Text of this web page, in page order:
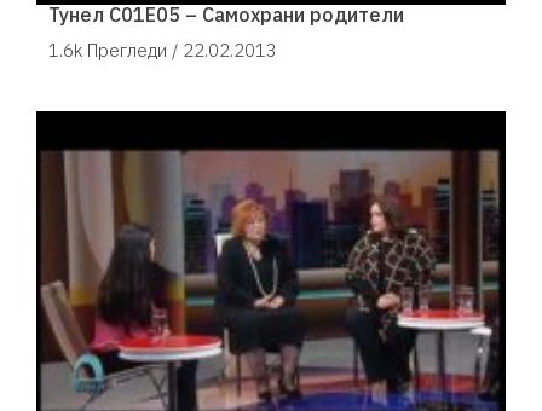
Тунел С01Е05 – Самохрани родители
1.6k Прегледи / 22.02.2013